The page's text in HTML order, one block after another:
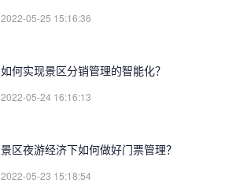
2022-05-25 15:16:36
如何实现景区分销管理的智能化？
2022-05-24 16:16:13
景区夜游经济下如何做好门票管理？
2022-05-23 15:18:54